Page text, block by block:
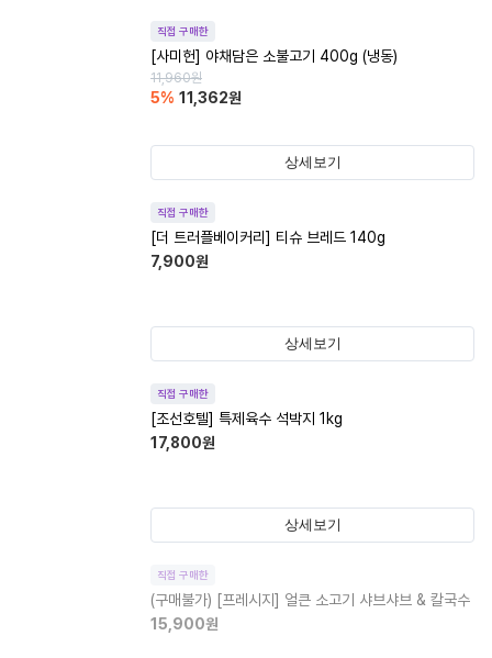
직접 구매한
[사미헌] 야채담은 소불고기 400g (냉동)
11,960원
5% 11,362원
상세보기
직접 구매한
[더 트러플베이커리] 티슈 브레드 140g
7,900원
상세보기
직접 구매한
[조선호텔] 특제육수 석박지 1kg
17,800원
상세보기
직접 구매한
(구매불가) [프레시지] 얼큰 소고기 샤브샤브 & 칼국수
15,900원